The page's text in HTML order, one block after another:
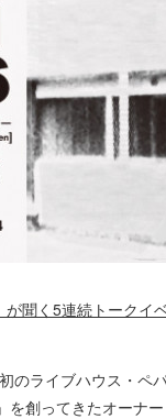
聞く5連続トークイ
のライブハウス・ペ
創ってきたオーナ